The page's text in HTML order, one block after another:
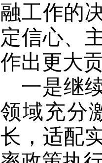
融工作的
定信心、
作出更大贡
一是继
领域充分
长，适配